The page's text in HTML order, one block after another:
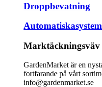
Droppbevatning
Automatiskasystem
Marktäckningsväv
GardenMarket är en
fortfarande på vårt
info@gardenmarket.se